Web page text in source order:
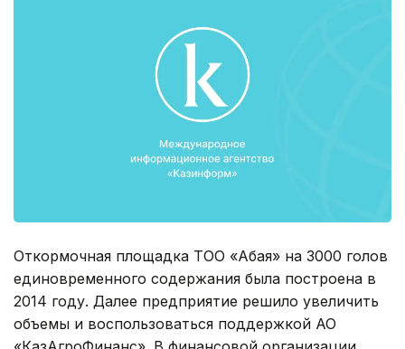
Откормочная площадка ТОО «Абая» на 3000 голов
единовременного содержания была построена в
2014 году. Далее предприятие решило увеличить
объемы и воспользоваться поддержкой АО